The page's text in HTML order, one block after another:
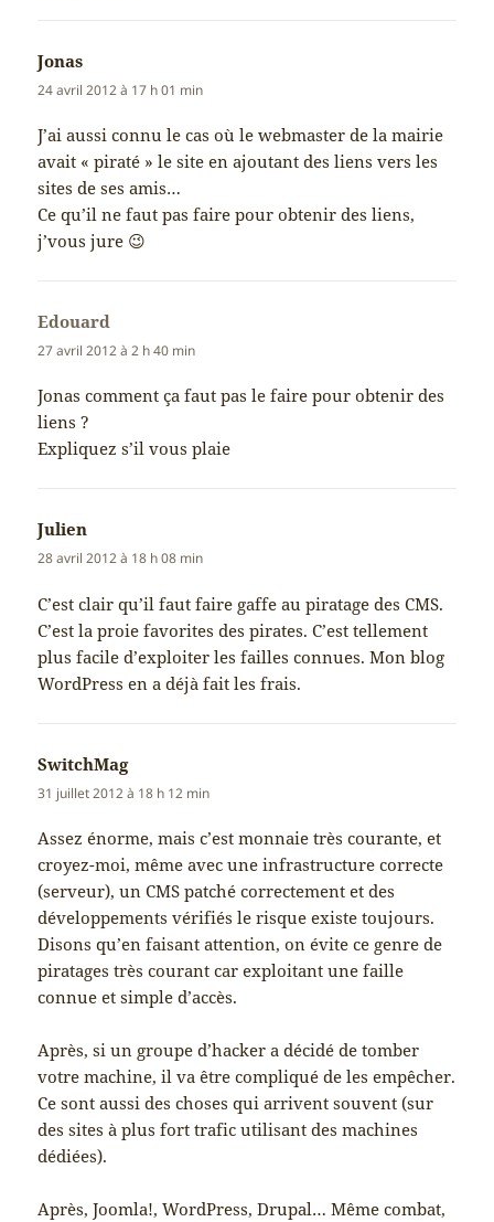
Jonas
24 avril 2012 à 17 h 01 min
J’ai aussi connu le cas où le webmaster de la mairie
avait « piraté » le site en ajoutant des liens vers les
sites de ses amis…
Ce qu’il ne faut pas faire pour obtenir des liens,
j’vous jure 😉
Edouard
27 avril 2012 à 2 h 40 min
Jonas comment ça faut pas le faire pour obtenir des
liens ?
Expliquez s’il vous plaie
Julien
28 avril 2012 à 18 h 08 min
C’est clair qu’il faut faire gaffe au piratage des CMS.
C’est la proie favorites des pirates. C’est tellement
plus facile d’exploiter les failles connues. Mon blog
WordPress en a déjà fait les frais.
SwitchMagdit :
31 juillet 2012 à 18 h 12 min
Assez énorme, mais c’est monnaie très courante, et
croyez-moi, même avec une infrastructure correcte
(serveur), un CMS patché correctement et des
développements vérifiés le risque existe toujours.
Disons qu’en faisant attention, on évite ce genre de
piratages très courant car exploitant une faille
connue et simple d’accès.
Après, si un groupe d’hacker a décidé de tomber
votre machine, il va être compliqué de les empêcher.
Ce sont aussi des choses qui arrivent souvent (sur
des sites à plus fort trafic utilisant des machines
dédiées).
Après, Joomla!, WordPress, Drupal… Même combat,